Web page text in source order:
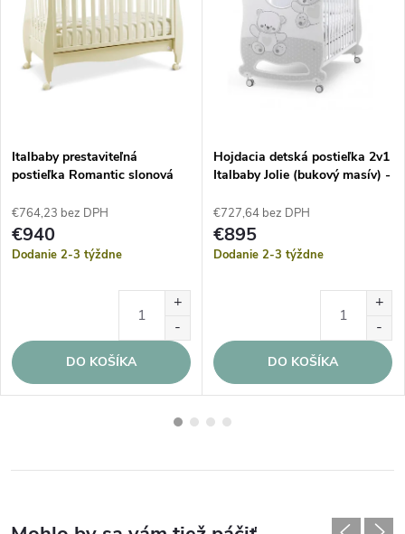
Italbaby prestaviteľná
postieľka Romantic slonová
€764,23 bez DPH
€940
Dodanie 2-3 týždne
DO KOŠÍKA
Hojdacia detská postieľka 2v1
Italbaby Jolie (bukový masív) -
€727,64 bez DPH
€895
Dodanie 2-3 týždne
DO KOŠÍKA